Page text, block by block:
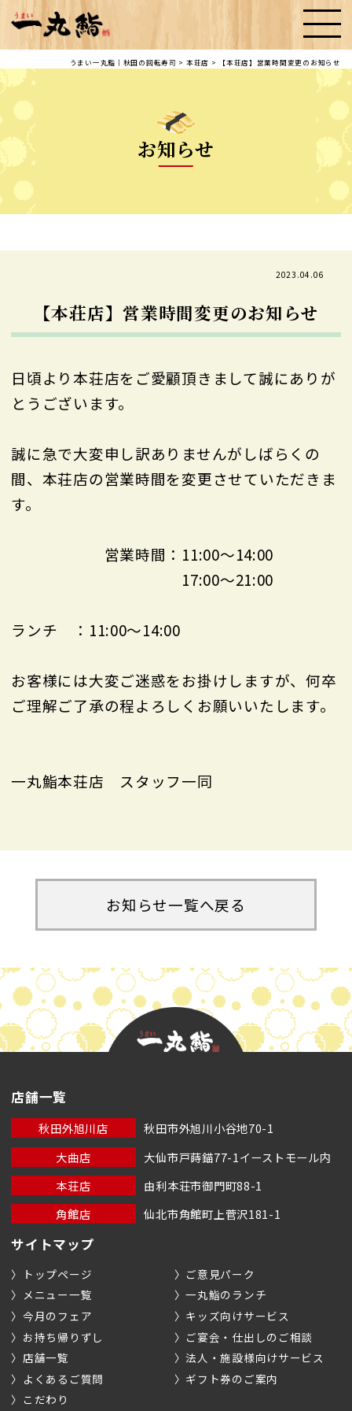
うまい一丸鮨｜秋田の回転寿司 > 本荘店 > 【本荘店】営業時間変更のお知らせ
お知らせ
2023.04.06
【本荘店】営業時間変更のお知らせ
日頃より本荘店をご愛顧頂きまして誠にありが
とうございます。
誠に急で大変申し訳ありませんがしばらくの
間、本荘店の営業時間を変更させていただきま
す。
営業時間：11:00～14:00
17:00～21:00
ランチ ：11:00～14:00
お客様には大変ご迷惑をお掛けしますが、何卒
ご理解ご了承の程よろしくお願いいたします。
一丸鮨本荘店 スタッフ一同
お知らせ一覧へ戻る
店舗一覧
秋田外旭川店
秋田市外旭川小谷地70-1
大曲店
大仙市戸蒔錨77-1イーストモール内
本荘店
由利本荘市御門町88-1
角館店
仙北市角館町上菅沢181-1
サイトマップ
トップページ
メニュー一覧
今月のフェア
お持ち帰りずし
店舗一覧
よくあるご質問
ご意見パーク
一丸鮨のランチ
キッズ向けサービス
ご宴会・仕出しのご相談
法人・施設様向けサービス
ギフト券のご案内
こだわり